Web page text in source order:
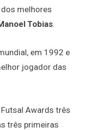
melhores
Tobias.
em 1992 e
jogador das
Awards três
três primeiras